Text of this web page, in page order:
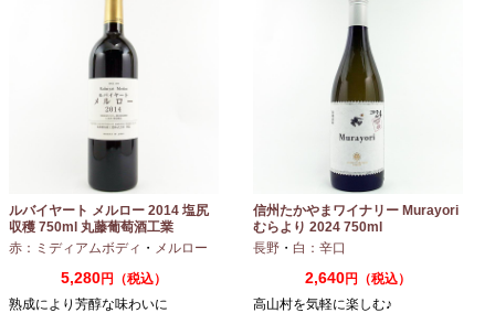
ルバイヤート メルロー 2014 塩尻
収穫 750ml 丸藤葡萄酒工業
赤：ミディアムボディ ・ メルロー
5,280円（税込）
熟成により芳醇な味わいに
信州たかやまワイナリー Murayori
むらより 2024 750ml
長野 ・ 白：辛口
2,640円（税込）
高山村を気軽に楽しむ♪